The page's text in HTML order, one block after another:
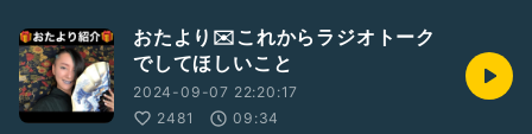
おたより✉️これからラジオトーク
でしてほしいこと
2024-09-07 22:20:17
2481
09:34